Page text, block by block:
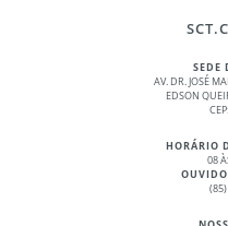
SEDE
AV. DR. JOSÉ
EDSON
HORÁRIO
08